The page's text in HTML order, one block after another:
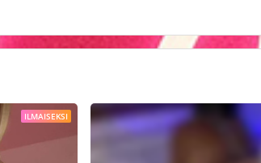
ILMAISEKSI